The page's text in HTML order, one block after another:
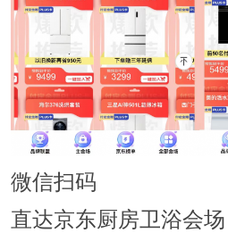
微信扫码
直达京东厨房卫浴会场